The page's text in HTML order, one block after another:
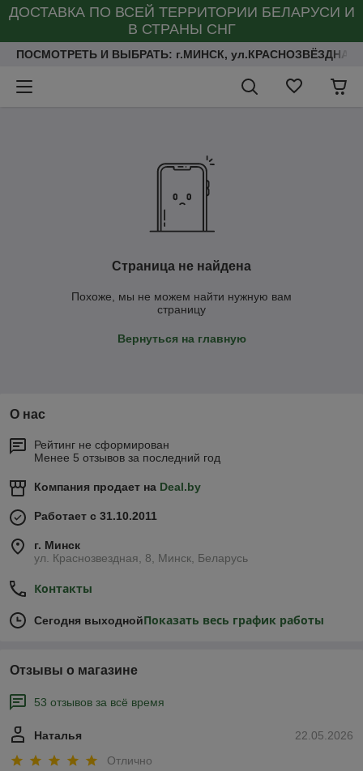
ДОСТАВКА ПО ВСЕЙ ТЕРРИТОРИИ БЕЛАРУСИ И
В СТРАНЫ СНГ
ПОСМОТРЕТЬ И ВЫБРАТЬ: г.МИНСК, ул.КРАСНОЗВЁЗДНАЯ
Страница не найдена
Похоже, мы не можем найти нужную вам
страницу
Вернуться на главную
О нас
Рейтинг не сформирован
Менее 5 отзывов за последний год
Компания продает на Deal.by
Работает с 31.10.2011
г. Минск
ул. Краснозвездная, 8, Минск, Беларусь
Контакты
Сегодня выходнойПоказать весь график работы
Отзывы о магазине
53 отзывов за всё время
22.05.2026
Наталья
Отлично